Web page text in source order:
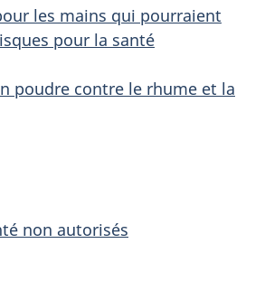
les mains qui pourraient
pour la santé
poudre contre le rhume et la
non autorisés